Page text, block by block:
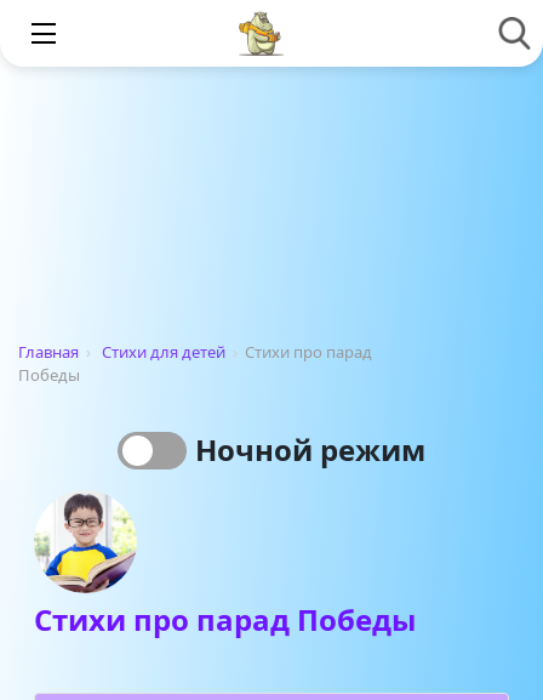
Главная › Стихи для детей › Стихи про парад
Победы
Ночной режим
Стихи про парад Победы